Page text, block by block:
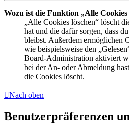
Wozu ist die Funktion „Alle Cookies
„Alle Cookies löschen“ löscht
hat und die dafür sorgen, dass
bleibst. Außerdem ermöglichen
wie beispielsweise den
Board-Administration aktiviert
bei der An- oder Abmeldung
die Cookies löscht.
Nach oben
Benutzerpräferenzen